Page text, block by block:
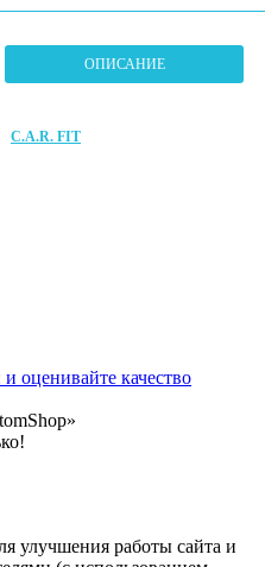
ОПИСАНИЕ
C.A.R. FIT
улучшения работы сайта и